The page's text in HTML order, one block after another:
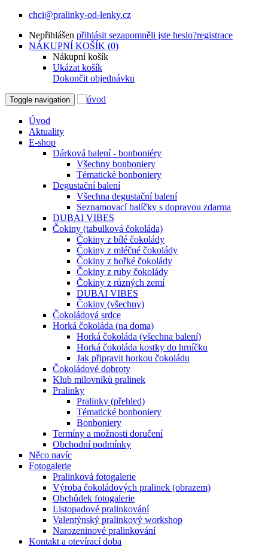
chci@pralinky-od-lenky.cz
Nepřihlášen přihlásit sezapomněli jste heslo?registrace
NÁKUPNÍ KOŠÍK (0)
Nákupní košík
Ukázat košík
Dokončit objednávku
Toggle navigation
Úvod
Aktuality
E-shop
Dárková balení - bonboniéry
Všechny bonboniery
Tématické bonboniery
Degustační balení
Všechna degustační balení
Seznamovací balíčky s dopravou zdarma
DUBAI VIBES
Čokiny (tabulková čokoláda)
Čokiny z bílé čokolády
Čokiny z mléčné čokolády
Čokiny z hořké čokolády
Čokiny z ruby čokolády
Čokiny z různých zemí
DUBAI VIBES
Čokiny (všechny)
Čokoládová srdce
Horká čokoláda (na doma)
Horká čokoláda (všechna balení)
Horká čokoláda kostky do hrníčku
Jak připravit horkou čokoládu
Čokoládové dobroty
Klub milovníků pralinek
Pralinky
Pralinky (přehled)
Tématické bonboniery
Bonboniery
Termíny a možnosti doručení
Obchodní podmínky
Něco navíc
Fotogalerie
Pralinková fotogalerie
Výroba čokoládových pralinek (obrazem)
Obchůdek fotogalerie
Listopadové pralinkování
Valentýnský pralinkový workshop
Narozeninové pralinkování
Kontakt a otevírací doba